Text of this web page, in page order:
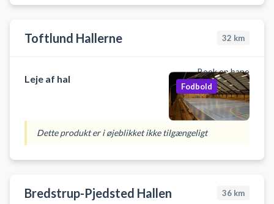
Toftlund Hallerne 32 km
Book en bane
Leje af hal
Fodbold
Dette produkt er i øjeblikket ikke tilgængeligt
Bredstrup-Pjedsted Hallen 36 km